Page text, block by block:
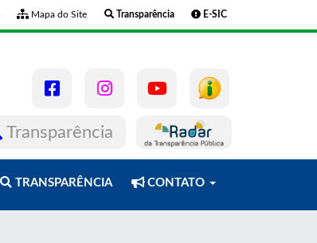
Mapa do Site Transparência E-SIC
Transparência
TRANSPARÊNCIA CONTATO